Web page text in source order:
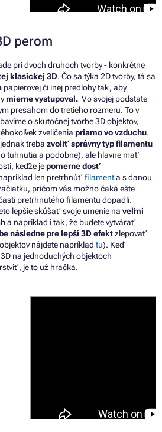
perom
pri dvoch druhoch tvorby - konkrétne
klasickej 3D. Čo sa týka 2D tvorby, tá sa
papierovej či inej predlohy tak, aby
mierne vystupoval. Vo svojej podstate
presahom do tretieho rozmeru. To v
o skutočnej tvorbe 3D objektov,
zveličenia priamo vo vzduchu.
treba zvoliť správny typ filamentu
tuhnutia a podobne), ale hlavne mať
keďže jepomerne dosť
len pretrhnúť filamenta s danou
pričom vás možno čaká ešte
pretrhnutého filamentu dopadli.
lepšie skúšať svoje umenie na veľmi
a napríklad i tak, že budete vytvárať
následne pre lepší 3D efektzlepovať
nájdete napríklad tu). Keď
na jednoduchých objektoch
je to už hračka.